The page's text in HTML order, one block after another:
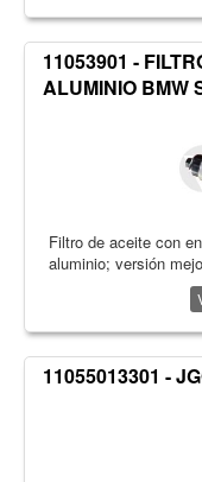
11053901 -
ALUMINIO BMW
Filtro de aceite con
aluminio; versión
11055013301 -